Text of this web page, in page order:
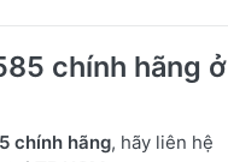
chính hãng ở
chính hãng, hãy liên hệ